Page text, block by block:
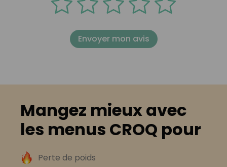
Envoyer mon avis
Mangez mieux avec
les menus CROQ pour
Perte de poids